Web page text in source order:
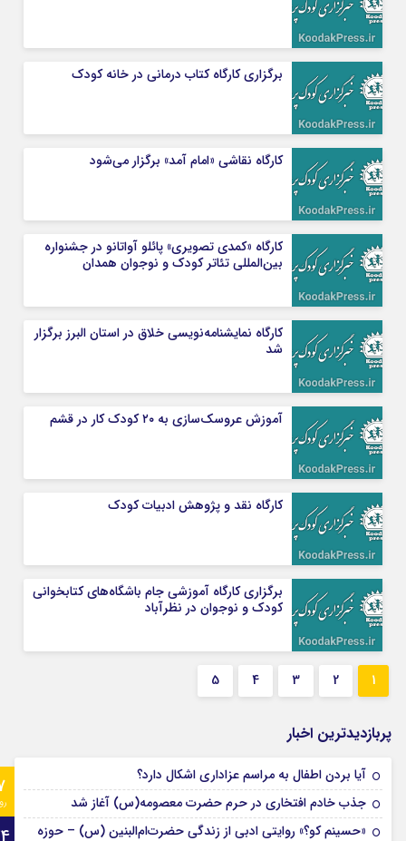
برگزاری کارگاه کتاب درمانی در خانه کودک
کارگاه نقاشی «امام آمد» برگزار می‌شود
کارگاه «کمدی تصویری» پائلو آواتانو در جشنواره
بین‌المللی تئاتر کودک و نوجوان همدان
کارگاه نمایشنامه‌نویسی خلاق در استان البرز برگزار
شد
آموزش عروسک‌سازی به ۲۰ کودک کار در قشم
کارگاه نقد و پژوهش ادبیات کودک
برگزاری کارگاه آموزشی جام باشگاه‌های کتابخوانی
کودک و نوجوان در نظرآباد
1
2
3
4
5
پربازدیدترین اخبار
آیا بردن اطفال به مراسم عزادارى اشکال دارد؟
جذب خادم افتخاری در حرم حضرت معصومه(س) آغاز شد
«حسینم کو؟» روایتی ادبی از زندگی حضرت‌ام‌البنین (س) – حوزه